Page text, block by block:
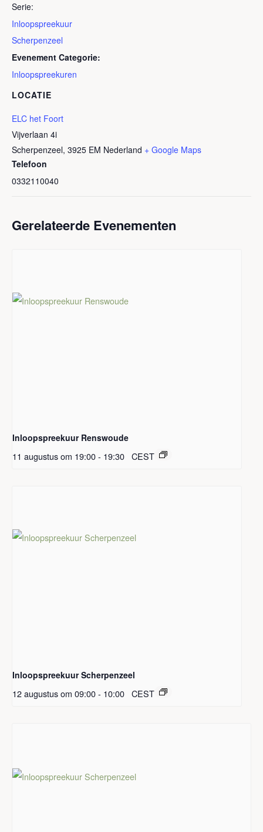
Serie:
Inloopspreekuur
Scherpenzeel
Evenement Categorie:
Inloopspreekuren
LOCATIE
ELC het Foort
Vijverlaan 4i
Scherpenzeel, 3925 EM Nederland + Google Maps
Telefoon
0332110040
Gerelateerde Evenementen
Inloopspreekuur Renswoude
11 augustus om 19:00- 19:30 CEST
Inloopspreekuur Scherpenzeel
12 augustus om 09:00- 10:00 CEST